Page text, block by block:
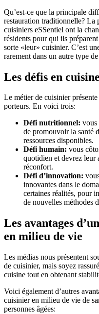
Qu’est-ce que la principale
restauration traditionnelle? La
cuisiniers eSSentiel ont la
résidents pour qui ils
sorte «leur» cuisinier. C’est
rarement dans un autre type
Les défis en cuisine
Le métier de cuisinier
porteurs. En voici trois:
Défi nutritionnel: vous
de promouvoir la santé
ressources disponibles.
Défi humain: vous
quotidien et devrez leur
réconfort.
Défi d’innovation:
innovantes dans le
certaines réalités, pour
de nouvelles méthodes
Les avantages
en milieu de vie
Les médias nous présentent
de cuisinier, mais soyez
cuisine tout en obtenant
Voici également d’autres
cuisinier en milieu de vie de
personnes âgées: